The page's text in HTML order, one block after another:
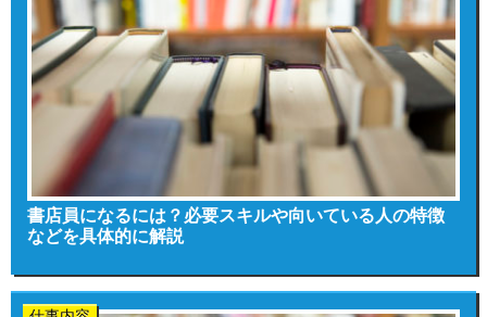
書店員になるには？必要スキルや向いている人の特徴
などを具体的に解説